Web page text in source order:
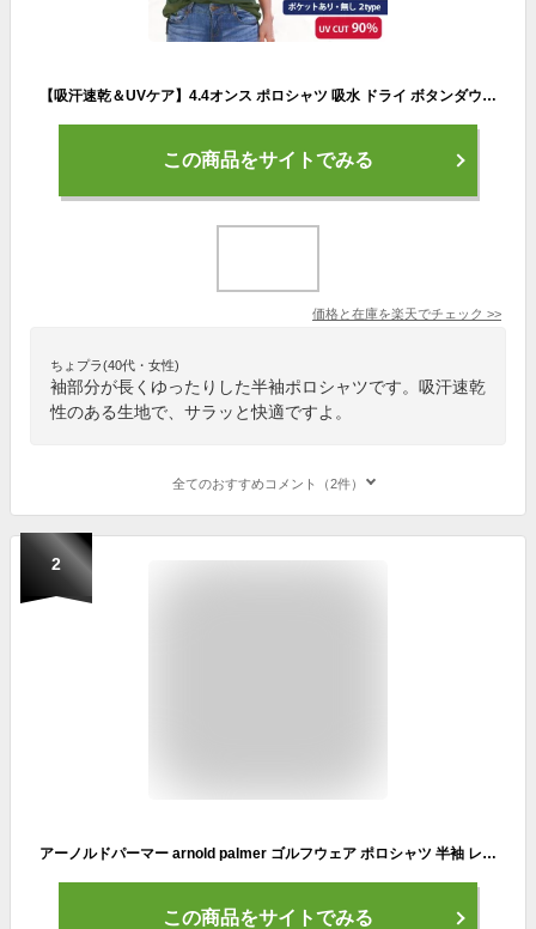
【吸汗速乾＆UVケア】4.4オンス ポロシャツ 吸水 ドライ ボタンダウン 半袖 紫外線対策 ポケット ゴルフ 登山 レディース メンズ 男女兼用 カジュアル スポーツ ユニフォーム 制服 ゴルフウェア 作業着 涼しい 夏用 大きいサイズ スクラブ 上 医療 盛夏服 メール便
この商品をサイトでみる
価格と在庫を楽天でチェック >>
ちょプラ(40代・女性)
袖部分が長くゆったりした半袖ポロシャツです。吸汗速乾
性のある生地で、サラッと快適ですよ。
全てのおすすめコメント（2件）
2
アーノルドパーマー arnold palmer ゴルフウェア ポロシャツ 半袖 レディース トビ柄半袖ポロシャツ AP220301K08
この商品をサイトでみる